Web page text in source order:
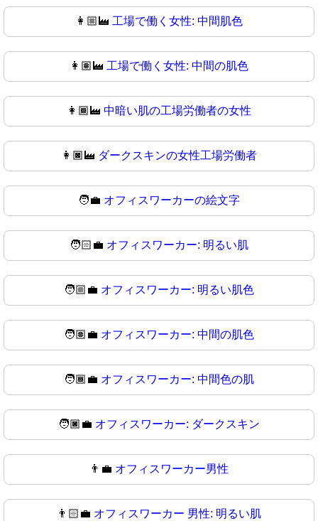
👩🏼‍🏭 工場で働く女性: 中間肌色
👩🏽‍🏭 工場で働く女性: 中間の肌色
👩🏾‍🏭 中暗い肌の工場労働者の女性
👩🏿‍🏭 ダークスキンの女性工場労働者
🧑‍💼 オフィスワーカーの絵文字
🧑🏻‍💼 オフィスワーカー: 明るい肌
🧑🏼‍💼 オフィスワーカー: 明るい肌色
🧑🏽‍💼 オフィスワーカー: 中間の肌色
🧑🏾‍💼 オフィスワーカー: 中間色の肌
🧑🏿‍💼 オフィスワーカー: ダークスキン
👨‍💼 オフィスワーカー男性
👨🏻‍💼 オフィスワーカー 男性: 明るい肌